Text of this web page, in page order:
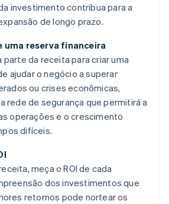
investimento contribua para a
de longo prazo.
uma reserva financeira
parte da receita para criar uma
ajudar o negócio a superar
ou crises econômicas,
rede de segurança que permitirá a
operações e o crescimento
difíceis.
meça o ROI de cada
dos investimentos que
retornos pode nortear os